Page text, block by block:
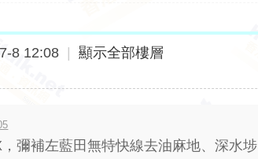
8 12:08 顯示全部樓層
彌補左藍田無特快線去油麻地、深水埗